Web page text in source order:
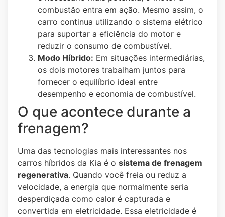
combustão entra em ação. Mesmo assim, o
carro continua utilizando o sistema elétrico
para suportar a eficiência do motor e
reduzir o consumo de combustível.
Modo Híbrido: Em situações intermediárias,
os dois motores trabalham juntos para
fornecer o equilíbrio ideal entre
desempenho e economia de combustível.
O que acontece durante a
frenagem?
Uma das tecnologias mais interessantes nos
carros híbridos da Kia é o sistema de frenagem
regenerativa. Quando você freia ou reduz a
velocidade, a energia que normalmente seria
desperdiçada como calor é capturada e
convertida em eletricidade. Essa eletricidade é